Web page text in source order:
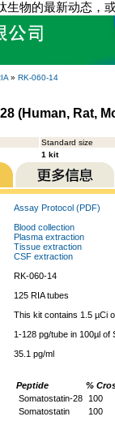
生物的最新动态，
» RK-060-14
(Human, Rat,
Standard size
1 kit
Assay Protocol (PDF)
Blood collection
Plasma extraction
Tissue extraction
CSF extraction
RK-060-14
125 RIA tubes
This kit contains 1.5 µCi
1-128 pg/tube in 100µl of
35.1 pg/ml
Peptide
%
Somatostatin-28
100
Somatostatin
100